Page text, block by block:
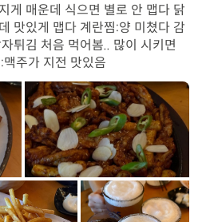
게 매운데 식으면 별로 안 맵다 닭
맛있게 맵다 계란찜:양 미쳤다 감
튀김 처음 먹어봄.. 많이 시키면
주가 지전 맛있음